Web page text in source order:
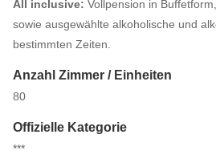
All inclusive: Vollpension in
sowie ausgewählte alkoholische und
bestimmten Zeiten.
Anzahl Zimmer / Einheiten
80
Offizielle Kategorie
***